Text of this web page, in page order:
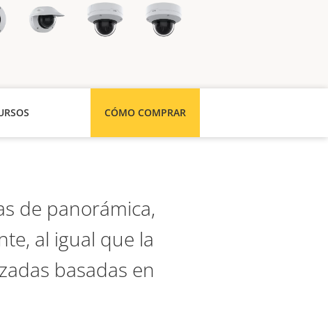
CÓMO COMPRAR
de panorámica,
al igual que la
basadas en